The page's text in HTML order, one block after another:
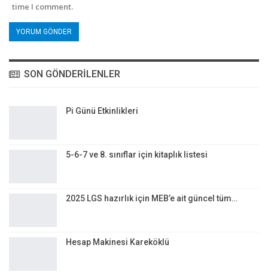
time I comment.
SON GÖNDERILENLER
Pi Günü Etkinlikleri
5-6-7 ve 8. sınıflar için kitaplık listesi
2025 LGS hazırlık için MEB’e ait güncel tüm…
Hesap Makinesi Kareköklü